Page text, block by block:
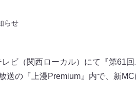
らせ
ビ（関西ローカル）にて『第61
送の『上漫Premium』内で、新